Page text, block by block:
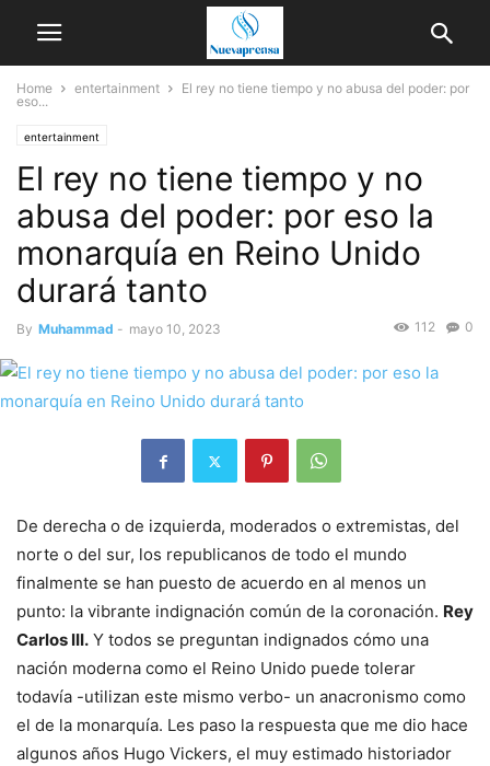
Home entertainment
El rey no tiene tiempo y no abusa del poder: por
eso...
entertainment
El rey no tiene tiempo y no
abusa del poder: por eso la
monarquía en Reino Unido
durará tanto
By Muhammad - mayo 10, 2023 0
112
De derecha o de izquierda, moderados o extremistas, del
norte o del sur, los republicanos de todo el mundo
finalmente se han puesto de acuerdo en al menos un
punto: la vibrante indignación común de la coronación. Rey
Carlos III. Y todos se preguntan indignados cómo una
nación moderna como el Reino Unido puede tolerar
todavía -utilizan este mismo verbo- un anacronismo como
el de la monarquía. Les paso la respuesta que me dio hace
algunos años Hugo Vickers, el muy estimado historiador